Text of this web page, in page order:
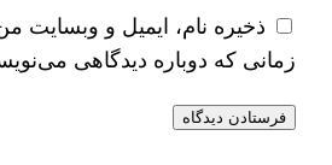
ذخیره نام، ایمیل و وبسایت
زمانی که دوباره دیدگاهی